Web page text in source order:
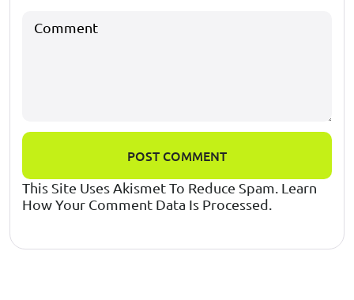
POST COMMENT
This Site Uses Akismet To Reduce Spam. Learn
How Your Comment Data Is Processed.